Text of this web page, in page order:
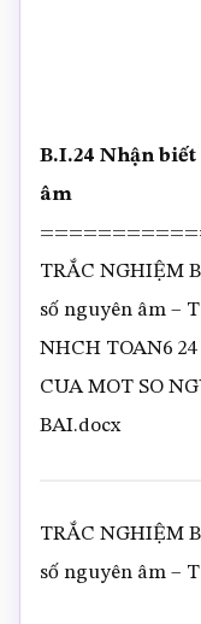
B.I.24 Nhận
âm
TRẮC NGHIỆM
số nguyên âm –
NHCH TOAN6
CUA MOT SO
BAI.docx
TRẮC NGHIỆM
số nguyên âm –